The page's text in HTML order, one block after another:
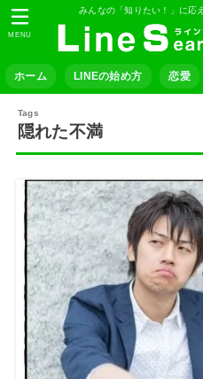
みんなの「知りたい！」に応
ホーム LINEの始め方 恋愛
MENU
隠れた不満